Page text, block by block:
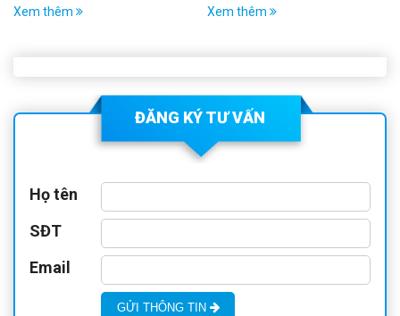
Xem thêm Xem thêm
ĐĂNG KÝ TƯ VẤN
Họ tên
SĐT
Email
GỬI THÔNG TIN